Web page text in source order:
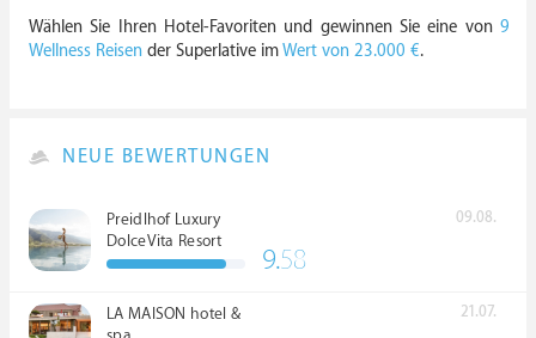
Wählen Sie Ihren Hotel-Favoriten und gewinnen Sie eine von 9
Wellness Reisen der Superlative imWert von 23.000 €.
NEUE BEWERTUNGEN
Preidlhof Luxury
DolceVita Resort
*****
09.08.
9.58
LA MAISON hotel &
21.07.